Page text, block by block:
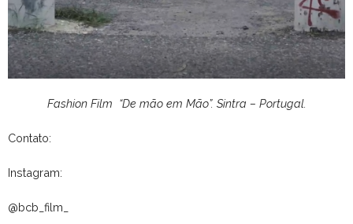
Fashion Film “De mão em Mão”. Sintra – Portugal.
Contato:
Instagram:
@bcb_film_